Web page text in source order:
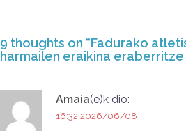
9 thoughts on “Fadurako
harmailen eraikina eraberritze
Amaia(e)k dio:
16:32 2026/06/08